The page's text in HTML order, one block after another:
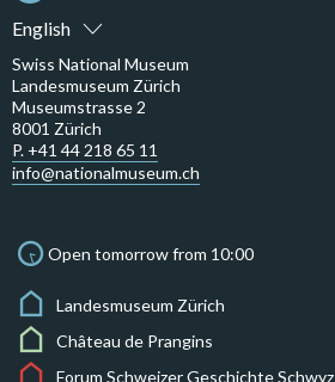
English
Swiss National Museum
Landesmuseum Zürich
Museumstrasse 2
8001 Zürich
P. +41 44 218 65 11
info@nationalmuseum.ch
Open tomorrow from 10:00
Landesmuseum Zürich
Château de Prangins
Forum Schweizer Geschichte Schwyz